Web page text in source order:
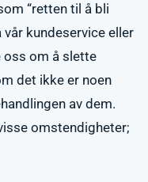
“retten til å bli
vår kundeservice eller
oss om å slette
det ikke er noen
av dem.
omstendigheter;